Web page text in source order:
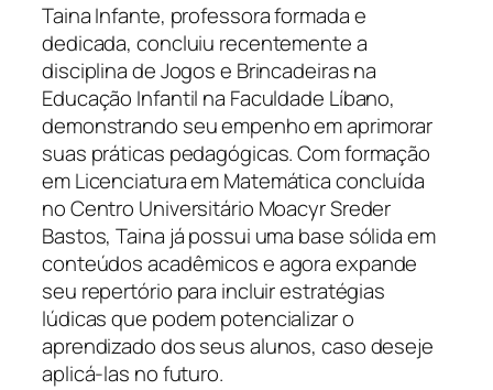
Taina Infante, professora formada e
dedicada, concluiu recentemente a
disciplina de Jogos e Brincadeiras na
Educação Infantil na Faculdade Líbano,
demonstrando seu empenho em aprimorar
suas práticas pedagógicas. Com formação
em Licenciatura em Matemática concluída
no Centro Universitário Moacyr Sreder
Bastos, Taina já possui uma base sólida em
conteúdos acadêmicos e agora expande
seu repertório para incluir estratégias
lúdicas que podem potencializar o
aprendizado dos seus alunos, caso deseje
aplicá-las no futuro.